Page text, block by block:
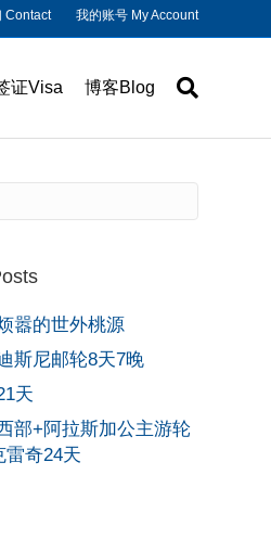
Contact 我的账号 My Account
证Visa 博客Blog
嚣的世外桃源
斯尼邮轮8天7晚
天
部+阿拉斯加公主游轮
雷奇24天